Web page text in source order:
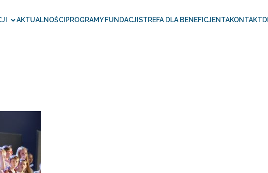
AKTUALNOŚCI PROGRAMY FUNDACJI STREFA DLA BENEFICJENTAKONTAKT